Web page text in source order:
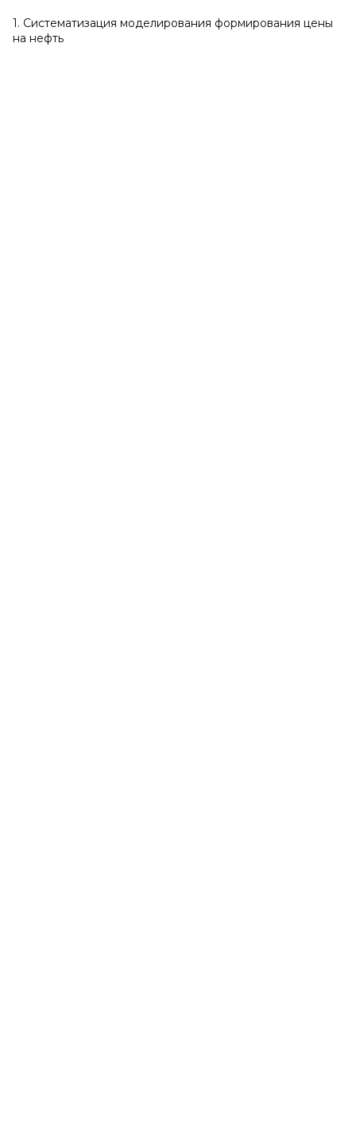
1. Систематизация моделирования формирования цены
на нефть